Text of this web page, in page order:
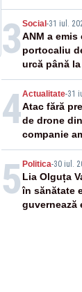
3 Social -31 iul.
ANM a
portocaliu
urcă până
devin
4Actualitate-31
Atac fără
de drone
companie
rachetă
5 Politica-30 iul.
Lia Olguța
în sănătate
guvernează